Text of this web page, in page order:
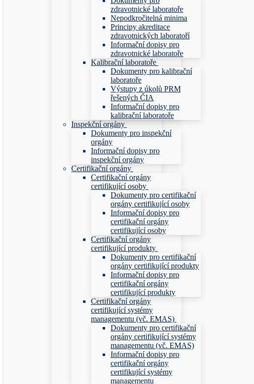
zdravotnické laboratoře
Nepodkročitelná minima
Principy akreditace
zdravotnických laboratoří
Informační dopisy pro
zdravotnické laboratoře
Kalibrační laboratoře
Dokumenty pro kalibrační
laboratoře
Výstupy z úkolů PRM
řešených ČIA
Informační dopisy pro
kalibrační laboratoře
Inspekční orgány
Dokumenty pro inspekční
orgány
Informační dopisy pro
inspekční orgány
Certifikační orgány
Certifikační orgány
certifikující osoby
Dokumenty pro certifikační
orgány certifikující osoby
Informační dopisy pro
certifikační orgány
certifikující osoby
Certifikační orgány
certifikující produkty
Dokumenty pro certifikační
orgány certifikující produkty
Informační dopisy pro
certifikační orgány
certifikující produkty
Certifikační orgány
certifikující systémy
managementu (vč. EMAS)
Dokumenty pro certifikační
orgány certifikující systémy
managementu (vč. EMAS)
Informační dopisy pro
certifikační orgány
certifikující systémy
managementu